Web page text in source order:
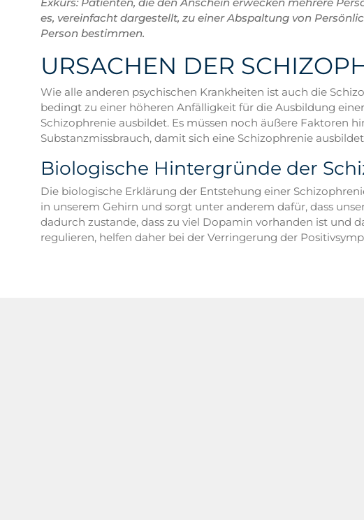
es, vereinfacht dargestellt, zu einer Abspaltung von
Person bestimmen.
URSACHEN DER
Wie alle anderen psychischen Krankheiten ist auch die
bedingt zu einer höheren Anfälligkeit für die Ausbildung
Schizophrenie ausbildet. Es müssen noch äußere Faktoren
Substanzmissbrauch, damit sich eine Schizophrenie
Biologische Hintergründe der
Die biologische Erklärung der Entstehung einer
in unserem Gehirn und sorgt unter anderem dafür, dass
dadurch zustande, dass zu viel Dopamin vorhanden ist und
regulieren, helfen daher bei der Verringerung der